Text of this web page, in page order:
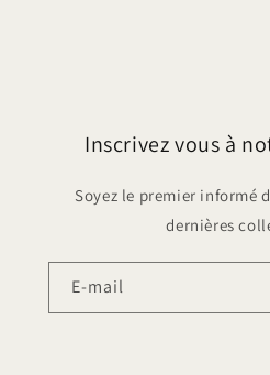
Inscrivez vous à
Soyez le premier informé
dernières
E-mail